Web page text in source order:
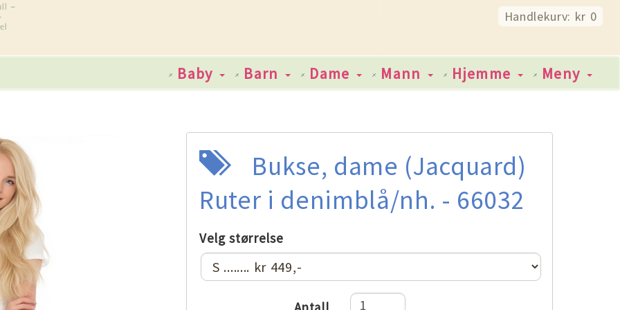
Handlekurv: kr 0
Baby Barn Dame Mann Hjemme Meny
Bukse, dame (Jacquard)
Ruter i denimblå/nh. - 66032
Velg størrelse